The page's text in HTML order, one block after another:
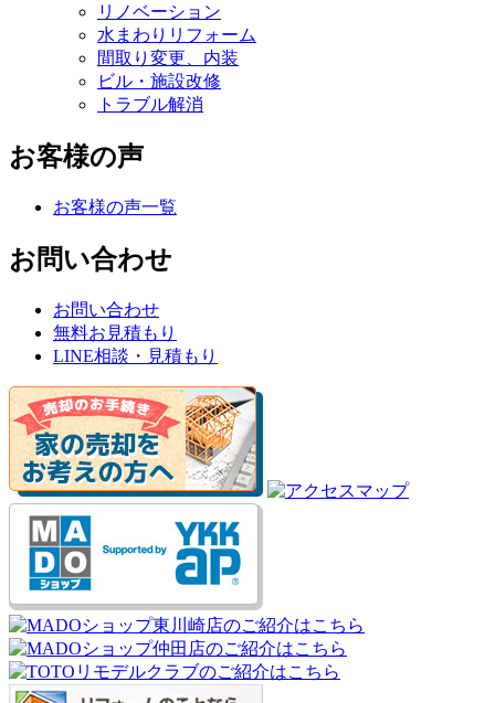
リノベーション
水まわりリフォーム
間取り変更、内装
ビル・施設改修
トラブル解消
お客様の声
お客様の声一覧
お問い合わせ
お問い合わせ
無料お見積もり
LINE相談・見積もり